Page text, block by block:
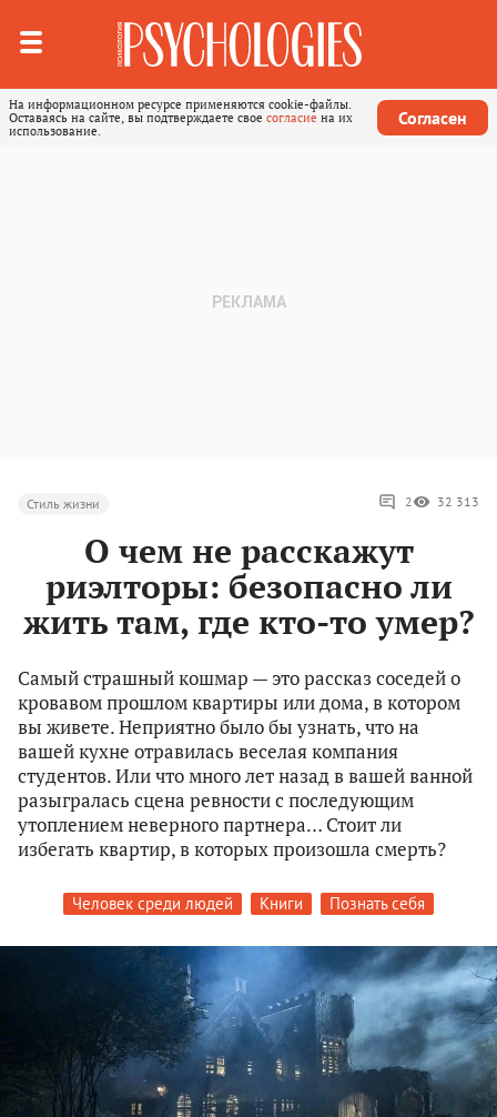
На информационном ресурсе применяются cookie-файлы.
Оставаясь на сайте, вы подтверждаете свое согласие на их
использование.
Согласен
Стиль жизни 2 32 313
О чем не расскажут
риэлторы: безопасно ли
жить там, где кто-то умер?
Самый страшный кошмар — это рассказ соседей о
кровавом прошлом квартиры или дома, в котором
вы живете. Неприятно было бы узнать, что на
вашей кухне отравилась веселая компания
студентов. Или что много лет назад в вашей ванной
разыгралась сцена ревности с последующим
утоплением неверного партнера… Стоит ли
избегать квартир, в которых произошла смерть?
Человек среди людей Книги Познать себя